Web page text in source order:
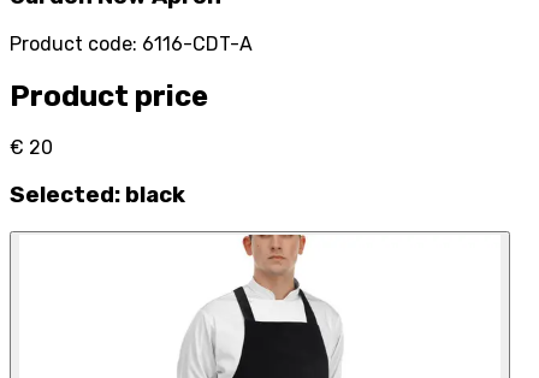
Product code: 6116-CDT-A
Product price
€ 20
Selected: black